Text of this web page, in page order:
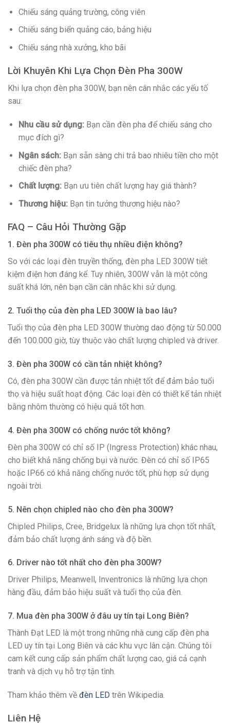
Chiếu sáng quảng trường, công viên
Chiếu sáng biển quảng cáo, bảng hiệu
Chiếu sáng nhà xưởng, kho bãi
Lời Khuyên Khi Lựa Chọn Đèn Pha 300W
Khi lựa chọn đèn pha 300W, bạn nên cân nhắc các yếu tố
sau:
Nhu cầu sử dụng:Bạn cần đèn pha để chiếu sáng cho
mục đích gì?
Ngân sách:Bạn sẵn sàng chi trả bao nhiêu tiền cho một
chiếc đèn pha?
Chất lượng:Bạn ưu tiên chất lượng hay giá thành?
Thương hiệu:Bạn tin tưởng thương hiệu nào?
FAQ – Câu Hỏi Thường Gặp
1. Đèn pha 300W có tiêu thụ nhiều điện không?
So với các loại đèn truyền thống, đèn pha LED 300W tiết
kiệm điện hơn đáng kể. Tuy nhiên, 300W vẫn là một công
suất khá lớn, nên bạn cần cân nhắc khi sử dụng.
2. Tuổi thọ của đèn pha LED 300W là bao lâu?
Tuổi thọ của đèn pha LED 300W thường dao động từ 50.000
đến 100.000 giờ, tùy thuộc vào chất lượng chipled và driver.
3. Đèn pha 300W có cần tản nhiệt không?
Có, đèn pha 300W cần được tản nhiệt tốt để đảm bảo tuổi
thọ và hiệu suất hoạt động. Các loại đèn có thiết kế tản nhiệt
bằng nhôm thường có hiệu quả tốt hơn.
4. Đèn pha 300W có chống nước tốt không?
Đèn pha 300W có chỉ số IP (Ingress Protection) khác nhau,
cho biết khả năng chống bụi và nước. Đèn có chỉ số IP65
hoặc IP66 có khả năng chống nước tốt, phù hợp sử dụng
ngoài trời.
5. Nên chọn chipled nào cho đèn pha 300W?
Chipled Philips, Cree, Bridgelux là những lựa chọn tốt nhất,
đảm bảo chất lượng ánh sáng và độ bền.
6. Driver nào tốt nhất cho đèn pha 300W?
Driver Philips, Meanwell, Inventronics là những lựa chọn
hàng đầu, đảm bảo hiệu suất và tuổi thọ của đèn.
7. Mua đèn pha 300W ở đâu uy tín tại Long Biên?
Thành Đạt LED là một trong những nhà cung cấp đèn pha
LED uy tín tại Long Biên và các khu vực lân cận. Chúng tôi
cam kết cung cấp sản phẩm chất lượng cao, giá cả cạnh
tranh và dịch vụ hỗ trợ tận tình.
Tham khảo thêm về đèn LED trên Wikipedia.
Liên Hệ